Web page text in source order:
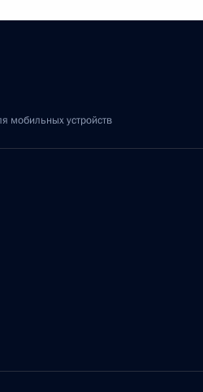
мобильных устройств